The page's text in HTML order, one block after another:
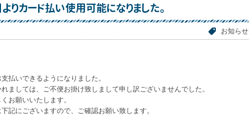
りカード払い使用可能になりました。
お知らせ
払いできるようになりました。
ましては、ご不便お掛け致しまして申し訳ございませんでした。
お願いいたします。
記にございますので、ご確認お願い致します。